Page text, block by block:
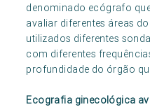
denominado ecógrafo
avaliar diferentes áreas
utilizados diferentes
com diferentes
profundidade do órgão
Ecografia ginecológica